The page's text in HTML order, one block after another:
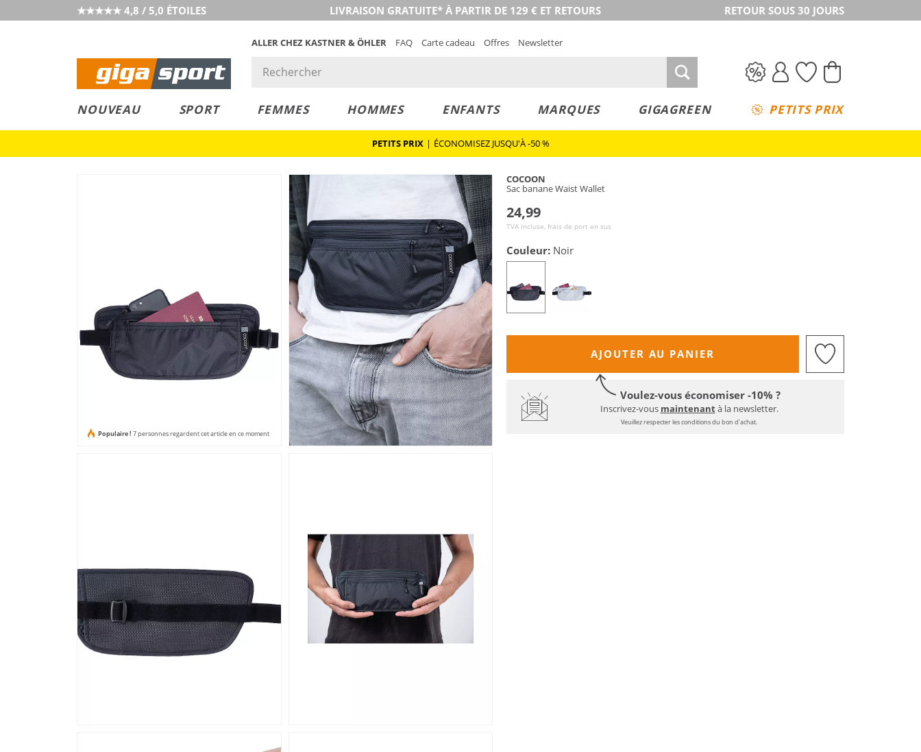
★★★★★ 4,8 / 5,0 ÉTOILES LIVRAISON GRATUITE* À PARTIR DE 129 € ET RETOURS RETOUR SOUS 30 JOURS
ALLER CHEZ KASTNER & ÖHLER FAQ Carte cadeau Offres Newsletter
NOUVEAU SPORT FEMMES HOMMES ENFANTS MARQUES GIGAGREEN PETITS PRIX
PETITS PRIX | ÉCONOMISEZ JUSQU'À -50 %
Populaire ! 7 personnes regardent cet article en ce moment
COCOON
Sac banane Waist Wallet
24,99
TVA incluse, frais de port en sus
Couleur: Noir
AJOUTER AU PANIER
Voulez-vous économiser -10% ?
Inscrivez-vous maintenantà la newsletter.
Veuillez respecter les conditions du bon d'achat.